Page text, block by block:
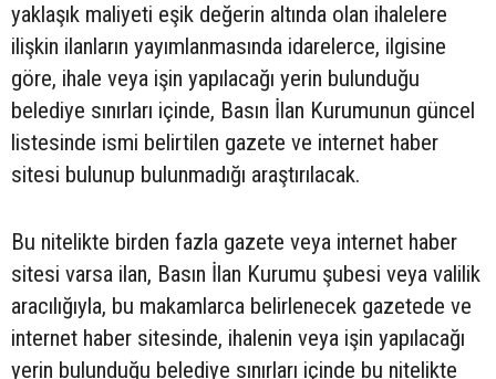
yaklaşık maliyeti eşik değerin altında olan ihalelere
ilişkin ilanların yayımlanmasında idarelerce, ilgisine
göre, ihale veya işin yapılacağı yerin bulunduğu
belediye sınırları içinde, Basın İlan Kurumunun güncel
listesinde ismi belirtilen gazete ve internet haber
sitesi bulunup bulunmadığı araştırılacak.
Bu nitelikte birden fazla gazete veya internet haber
sitesi varsa ilan, Basın İlan Kurumu şubesi veya valilik
aracılığıyla, bu makamlarca belirlenecek gazetede ve
internet haber sitesinde, ihalenin veya işin yapılacağı
yerin bulunduğu belediye sınırları içinde bu nitelikte